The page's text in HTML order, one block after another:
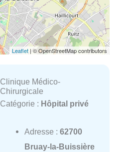
Leaflet | © OpenStreetMap contributors
Clinique Médico-
Chirurgicale
Catégorie : Hôpital privé
Adresse : 62700
Bruay-la-Buissière